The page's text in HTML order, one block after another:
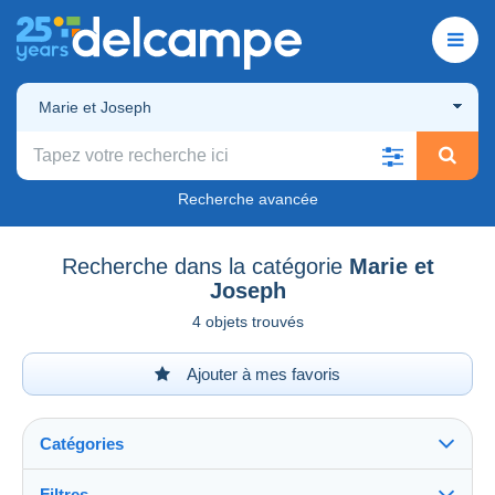
Marie et Joseph
Recherche avancée
Recherche dans la catégorie Marie et
Joseph
4 objets trouvés
Ajouter à mes favoris
Catégories